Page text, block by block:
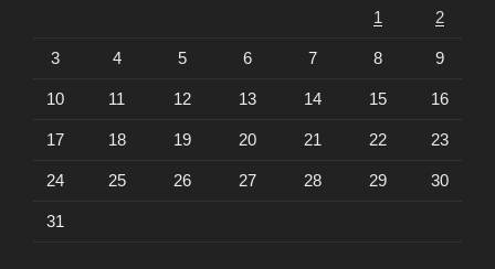
1 2
3 4 5 6 7 8 9
10 11 12 13 14 15 16
17 18 19 20 21 22 23
24 25 26 27 28 29 30
31